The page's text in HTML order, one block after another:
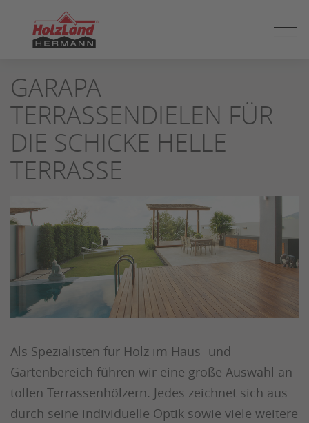
SEITENINHALT
SPRINGEN
GARAPA
TERRASSENDIELEN FÜR
DIE SCHICKE HELLE
TERRASSE
Als Spezialisten für Holz im Haus- und
Gartenbereich führen wir eine große Auswahl an
tollen Terrassenhölzern. Jedes zeichnet sich aus
durch seine individuelle Optik sowie viele weitere